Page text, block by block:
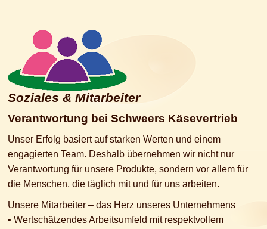
Soziales & Mitarbeiter
Verantwortung bei Schweers Käsevertrieb
Unser Erfolg basiert auf starken Werten und einem
engagierten Team. Deshalb übernehmen wir nicht nur
Verantwortung für unsere Produkte, sondern vor allem für
die Menschen, die täglich mit und für uns arbeiten.
Unsere Mitarbeiter – das Herz unseres Unternehmens
• Wertschätzendes Arbeitsumfeld mit respektvollem